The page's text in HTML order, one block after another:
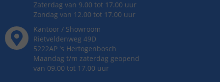
Zaterdag van 9.00 tot 17.00 uur
Zondag van 12.00 tot 17.00 uur
Kantoor / Showroom
Rietveldenweg 49D
5222AP 's Hertogenbosch
Maandag t/m zaterdag geopend
van 09.00 tot 17.00 uur